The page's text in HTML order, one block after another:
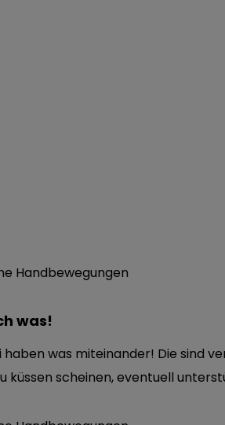
was!
haben was miteinander! Die sind
küssen scheinen, eventuell